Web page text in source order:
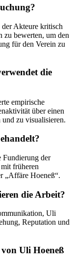
Akteure kritisch
zu bewerten, um den
für den Verein zu
die
empirische
über einen
und zu visualisieren.
Fundierung der
früheren
„Affäre Hoeneß“.
die Arbeit?
Uli
Reputation und
Uli Hoeneß